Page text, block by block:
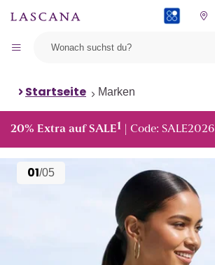
Startseite Marken
20% Extra auf SALE1 | Code: SALE2026
01/05